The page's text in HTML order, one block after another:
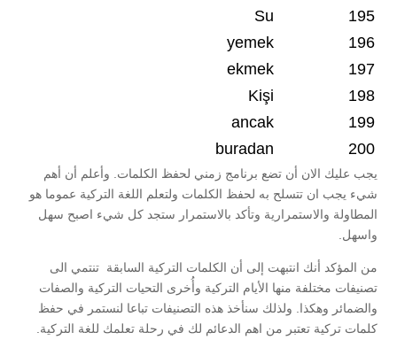
195
Su
196
yemek
197
ekmek
198
Kişi
199
ancak
200
buradan
يجب عليك الان أن تضع برنامج زمني لحفظ الكلمات. وأعلم أن أهم
شيء يجب ان تتسلح به لحفظ الكلمات ولتعلم اللغة التركية عموما هو
المطاولة والاستمرارية وتأكد بالاستمرار ستجد كل شيء اصبح سهل
واسهل.
من المؤكد أنك انتبهت إلى أن الكلمات التركية السابقة تنتمي الى
تصنيفات مختلفة منها الأيام التركية وأُخرى التحيات التركية والصفات
والضمائر وهكذا. ولذلك سنأخذ هذه التصنيفات تباعا لنستمر في حفظ
كلمات تركية تعتبر من اهم الدعائم لك في رحلة تعلمك للغة التركية.